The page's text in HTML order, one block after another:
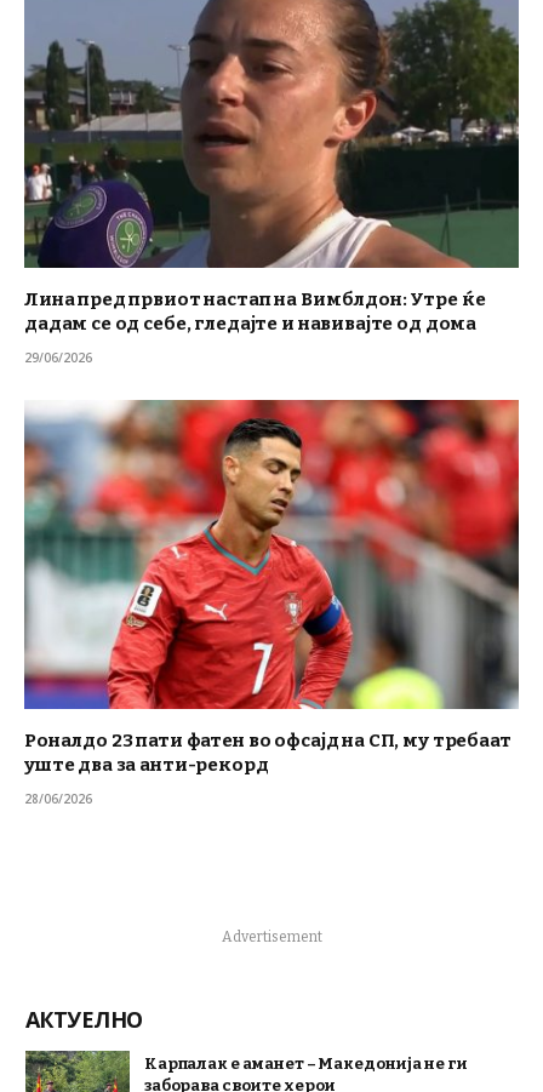
Лина пред првиот настап на Вимблдон: Утре ќе
дадам се од себе, гледајте и навивајте од дома
29/06/2026
Роналдо 23 пати фатен во офсајд на СП, му требаат
уште два за анти-рекорд
28/06/2026
Advertisement
АКТУЕЛНО
Карпалак е аманет – Македонија не ги
заборава своите херои